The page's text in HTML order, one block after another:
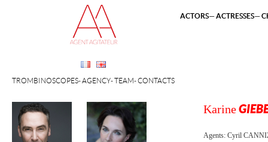
TROMBINOSCOPES AGENCY TEAM CONTACTS
ACTORS ACTRESSES
Karine
Agents: Cyril